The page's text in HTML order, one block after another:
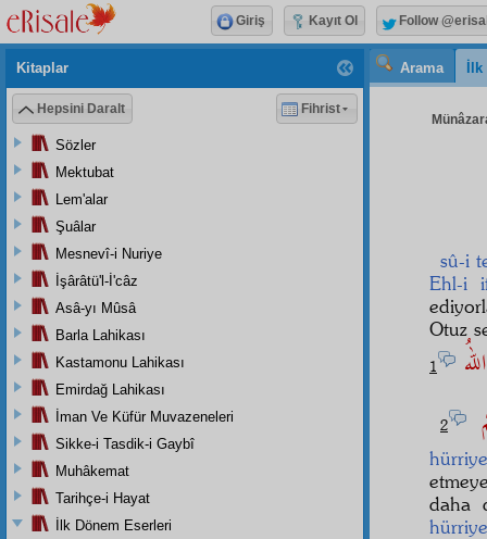
Arama
sû-i
Ehl-i
Otuz
1
2
daha
Kitaplar
Hepsini Daralt Fihrist
Sözler
Mektubat
Lem'alar
Şuâlar
Mesnevî-i Nuriye
İşârâtü'l-İ'câz
Asâ-yı Mûsâ
Barla Lahikası
Kastamonu Lahikası
Emirdağ Lahikası
İman Ve Küfür Muvazeneleri
Sikke-i Tasdik-i Gaybî
Muhâkemat
Tarihçe-i Hayat
İlk Dönem Eserleri
Giriş Kayıt Ol Follow